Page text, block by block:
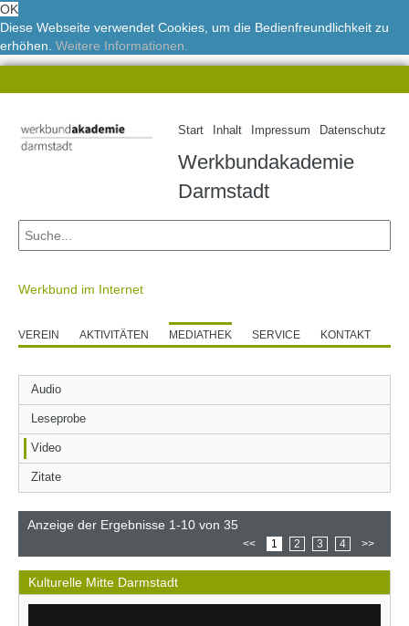
OK
Diese Webseite verwendet Cookies, um die Bedienfreundlichkeit zu
erhöhen. Weitere Informationen.
Start Inhalt Impressum Datenschutz
Werkbundakademie
Darmstadt
Werkbund im Internet
VEREIN AKTIVITÄTEN MEDIATHEK SERVICE KONTAKT
Audio
Leseprobe
Video
Zitate
Anzeige der Ergebnisse 1-10 von 35
<< 1 2 3 4 >>
Kulturelle Mitte Darmstadt